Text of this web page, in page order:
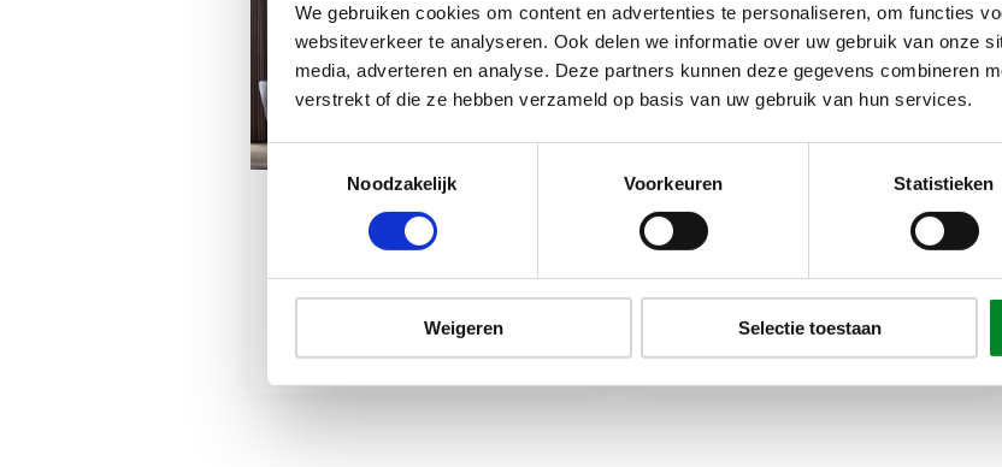
We gebruiken cookies om content en advertenties te personaliseren, om functies
websiteverkeer te analyseren. Ook delen we informatie over uw gebruik van onze
media, adverteren en analyse. Deze partners kunnen deze gegevens combineren
verstrekt of die ze hebben verzameld op basis van uw gebruik van hun services.
Noodzakelijk Voorkeuren Statistieken
Weigeren Selectie toestaan
Dubbele taatsdeuren in
21 dec 2022
Dubbele taatsdeuren in